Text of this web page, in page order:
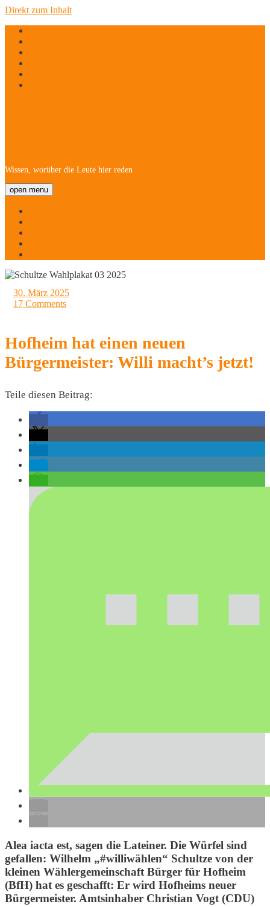
Direkt zum Inhalt
Wissen, worüber die Leute hier reden
open menu
30. März 2025
17 Comments
Hofheim hat einen neuen
Bürgermeister: Willi macht’s jetzt!
Teile diesen Beitrag:
Alea iacta est, sagen die Lateiner. Die Würfel sind
gefallen: Wilhelm „#williwählen“ Schultze von der
kleinen Wählergemeinschaft Bürger für Hofheim
(BfH) hat es geschafft: Er wird Hofheims neuer
Bürgermeister. Amtsinhaber Christian Vogt (CDU)